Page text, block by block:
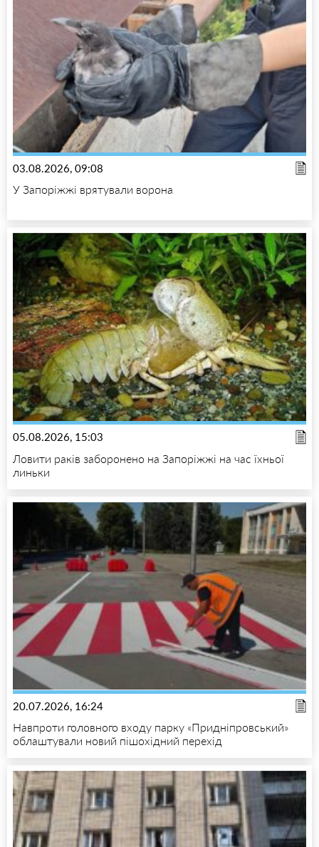
03.08.2026, 09:08
У Запоріжжі врятували ворона
05.08.2026, 15:03
Ловити раків заборонено на Запоріжжі на час їхньої
линьки
20.07.2026, 16:24
Навпроти головного входу парку «Придніпровський»
облаштували новий пішохідний перехід